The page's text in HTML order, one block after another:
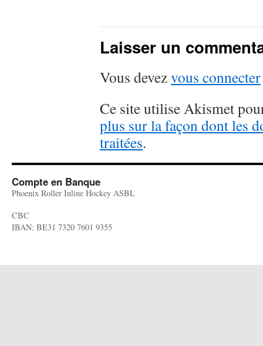
Laisser un
Vous devezvous connecter
Ce site utilise Akismet
plus sur la façon dont les
traitées.
Compte en Banque
Phoenix Roller Inline Hockey ASBL
CBC
IBAN: BE31 7320 7601 9355